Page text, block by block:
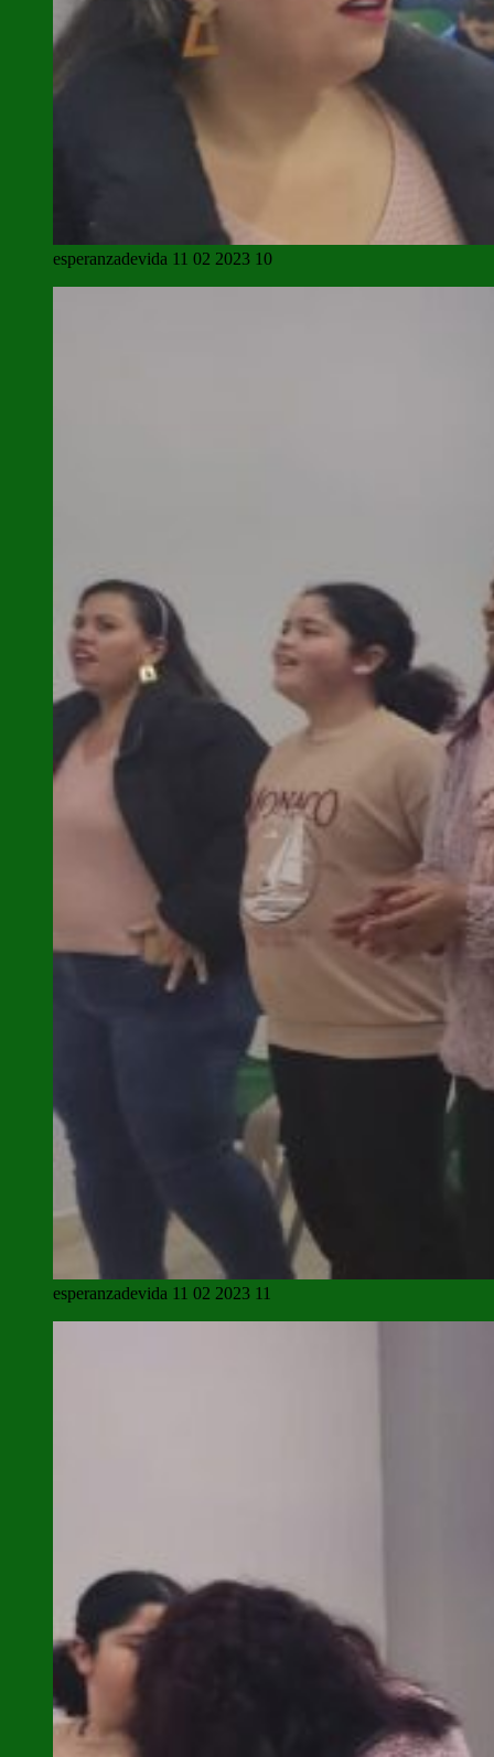
esperanzadevida 11 02 2023 10
esperanzadevida 11 02 2023 11